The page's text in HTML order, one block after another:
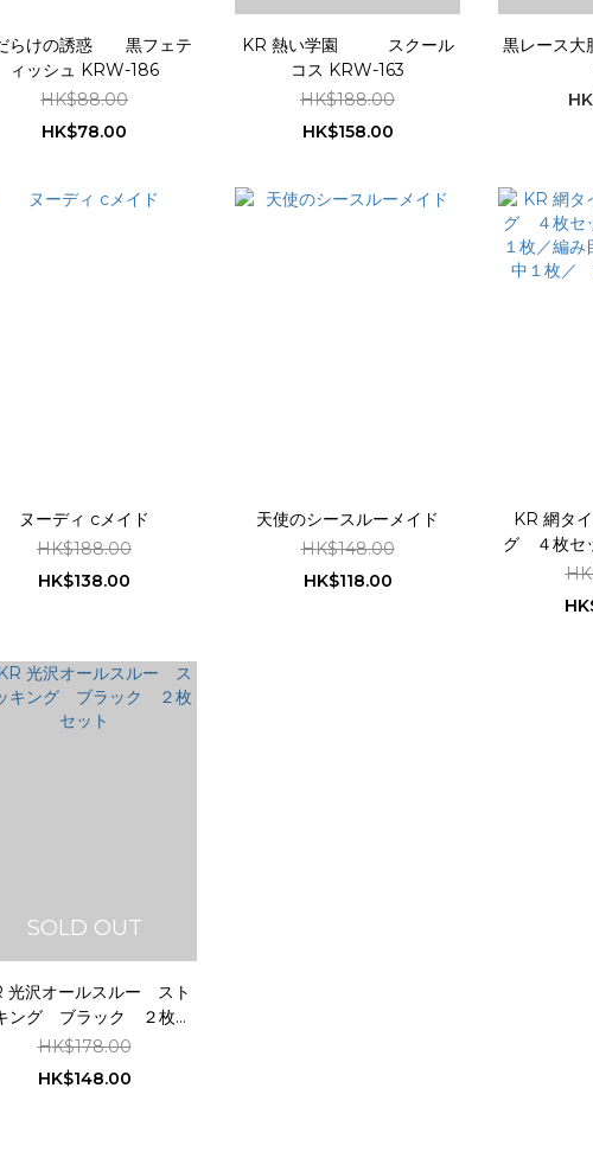
らけの誘惑 黒フェテ
ィッシュ KRW-186
HK$88.00
HK$78.00
KR 熱い学園 スクール
コス KRW-163
HK$188.00
HK$158.00
黒レース
ヌーディ cメイド
HK$188.00
HK$138.00
天使のシースルーメイド
HK$148.00
HK$118.00
KR 網タ
グ ４枚セ
１枚／編
中１枚／
SOLD OUT
光沢オールスルー スト
ング ブラック ２枚セ
ット
HK$178.00
HK$148.00